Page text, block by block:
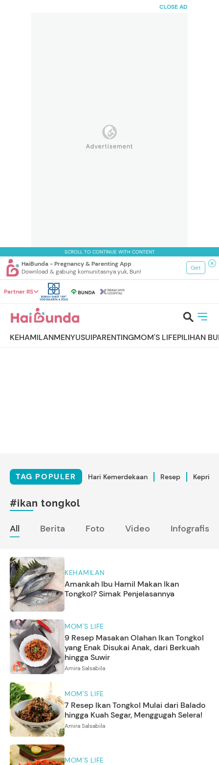
CLOSE AD
SCROLL TO CONTINUE WITH CONTENT
HaiBunda - Pregnancy & Parenting App
Download & gabung komunitasnya yuk, Bun!
Get
Partner RS
KEHAMILANMENYUSUIPARENTINGMOM'S LIFEPILIHAN
TAG POPULER Hari Kemerdekaan Resep
#ikan tongkol
All Berita Foto Video Infografis
KEHAMILAN
Amankah Ibu Hamil Makan Ikan
Tongkol? Simak Penjelasannya
MOM'S LIFE
9 Resep Masakan Olahan Ikan Tongkol
yang Enak Disukai Anak, dari Berkuah
hingga Suwir
Amira Salsabila
MOM'S LIFE
7 Resep Ikan Tongkol Mulai dari Balado
hingga Kuah Segar, Menggugah Selera!
Amira Salsabila
MOM'S LIFE